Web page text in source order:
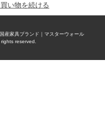
い物を続ける
産家具ブランド｜マスターウォール
rights reserved.